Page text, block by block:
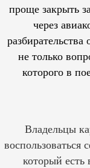
проще закрыть
через
не только
которого в
Владельцы
воспользоваться
который есть